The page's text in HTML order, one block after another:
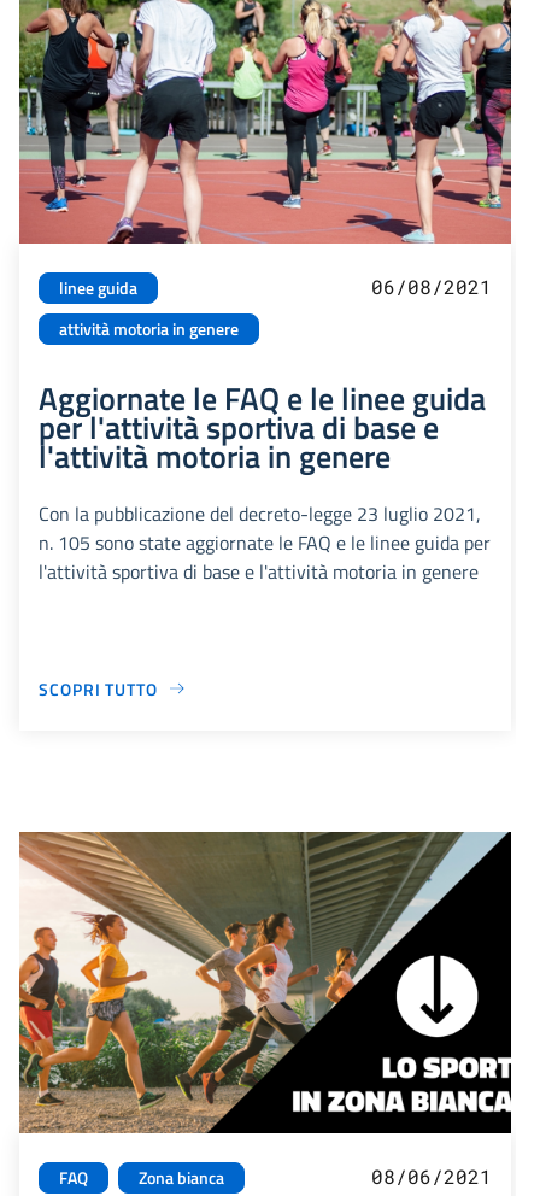
linee guida
attività motoria in genere
06/08/2021
Aggiornate le FAQ e le linee guida
per l'attività sportiva di base e
l'attività motoria in genere
Con la pubblicazione del decreto-legge 23 luglio 2021,
n. 105 sono state aggiornate le FAQ e le linee guida per
l'attività sportiva di base e l'attività motoria in genere
SCOPRI TUTTO
FAQ
Zona bianca
08/06/2021